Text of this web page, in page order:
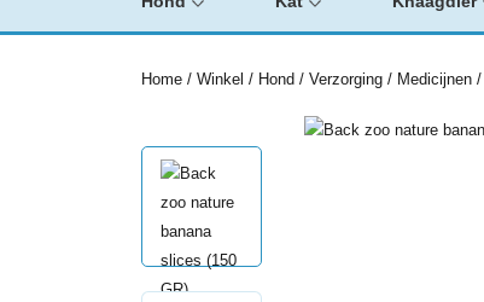
Home / Winkel / Hond / Verzorging / Medicijnen /